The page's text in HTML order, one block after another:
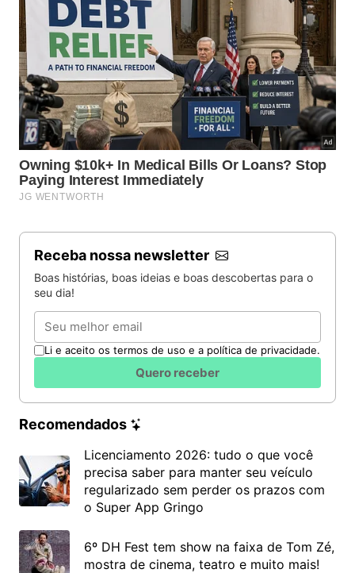
Receba nossa newsletter
Boas histórias, boas ideias e boas descobertas para o
seu dia!
Email
Li e aceito os termos de uso e a política de privacidade.
Quero receber
Recomendados
Licenciamento 2026: tudo o que você
precisa saber para manter seu veículo
regularizado sem perder os prazos com
o Super App Gringo
6º DH Fest tem show na faixa de Tom Zé,
mostra de cinema, teatro e muito mais!